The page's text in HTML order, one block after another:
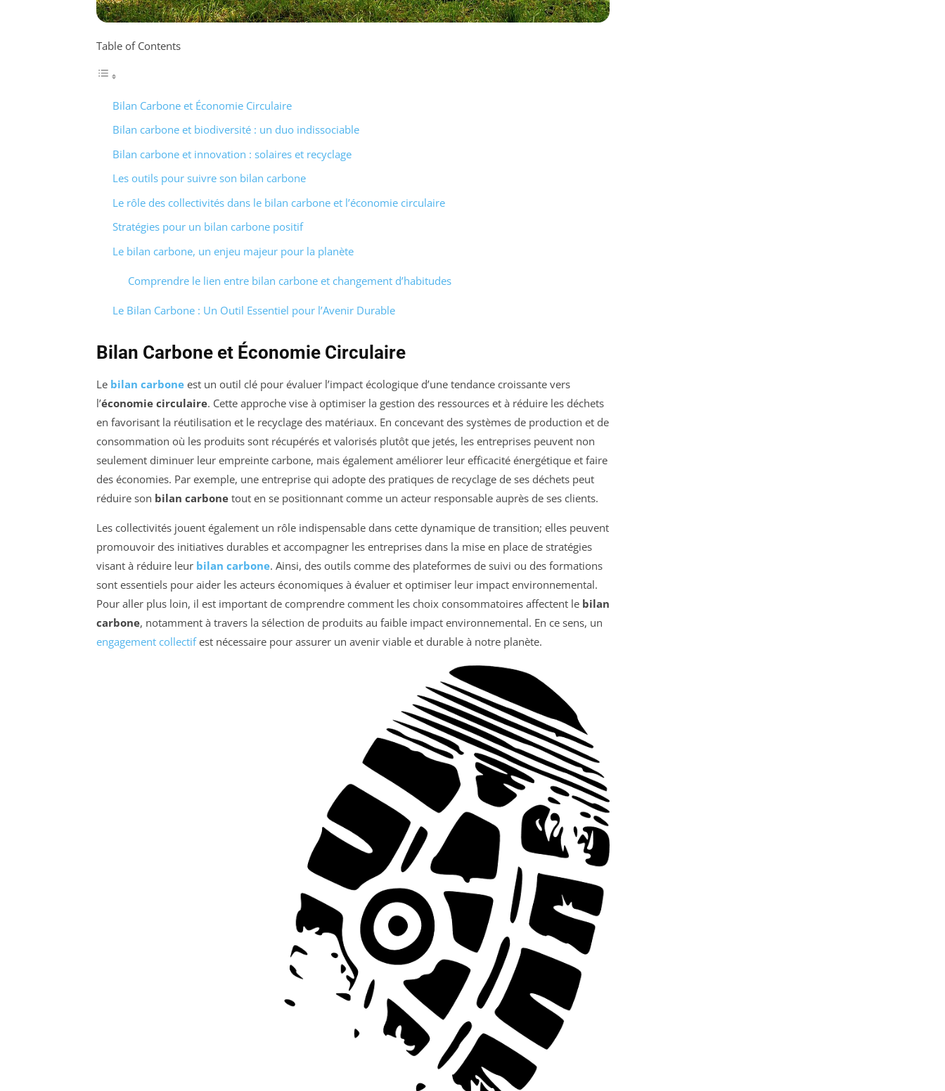
Table of Contents
Bilan Carbone et Économie Circulaire
Bilan carbone et biodiversité : un duo indissociable
Bilan carbone et innovation : solaires et recyclage
Les outils pour suivre son bilan carbone
Le rôle des collectivités dans le bilan carbone et l’économie circulaire
Stratégies pour un bilan carbone positif
Le bilan carbone, un enjeu majeur pour la planète
Comprendre le lien entre bilan carbone et changement d’habitudes
Le Bilan Carbone : Un Outil Essentiel pour l’Avenir Durable
Bilan Carbone et Économie Circulaire
Le bilan carbone est un outil clé pour évaluer l’impact écologique d’une tendance croissante vers
l’économie circulaire. Cette approche vise à optimiser la gestion des ressources et à réduire les déchets
en favorisant la réutilisation et le recyclage des matériaux. En concevant des systèmes de production et de
consommation où les produits sont récupérés et valorisés plutôt que jetés, les entreprises peuvent non
seulement diminuer leur empreinte carbone, mais également améliorer leur efficacité énergétique et faire
des économies. Par exemple, une entreprise qui adopte des pratiques de recyclage de ses déchets peut
réduire son bilan carbone tout en se positionnant comme un acteur responsable auprès de ses clients.
Les collectivités jouent également un rôle indispensable dans cette dynamique de transition; elles peuvent
promouvoir des initiatives durables et accompagner les entreprises dans la mise en place de stratégies
visant à réduire leur bilan carbone. Ainsi, des outils comme des plateformes de suivi ou des formations
sont essentiels pour aider les acteurs économiques à évaluer et optimiser leur impact environnemental.
Pour aller plus loin, il est important de comprendre comment les choix consommatoires affectent le bilan
carbone, notamment à travers la sélection de produits au faible impact environnemental. En ce sens, un
engagement collectifest nécessaire pour assurer un avenir viable et durable à notre planète.